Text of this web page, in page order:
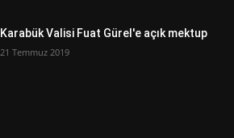
Karabük Valisi Fuat Gürel'e açık mektup
21 Temmuz 2019